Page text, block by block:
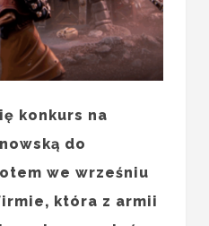
konkurs na
do
we wrześniu
która z armii